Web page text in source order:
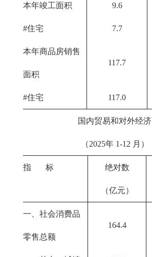
本年竣工面积 9.6
#住宅 7.7
本年商品房销售
面积
117.7
#住宅 117.0
国内贸易和对外经济
（2025年 1-12 月）
指 标 绝对数
（亿元）
一、社会消费品
零售总额
164.4